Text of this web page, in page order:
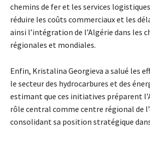
chemins de fer et les services
réduire les coûts commerciaux et les
ainsi l’intégration de l’Algérie dans les
régionales et mondiales.
Enfin, Kristalina Georgieva a salué les
le secteur des hydrocarbures et des
estimant que ces initiatives préparent
rôle central comme centre régional de
consolidant sa position stratégique